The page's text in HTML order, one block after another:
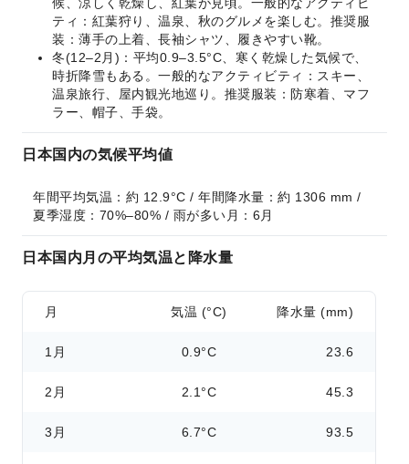
ティ：紅葉狩り、温泉、秋のグルメを楽しむ。推奨服
装：薄手の上着、長袖シャツ、履きやすい靴。
冬(12–2月)：平均0.9–3.5°C、寒く乾燥した気候で、
時折降雪もある。一般的なアクティビティ：スキー、
温泉旅行、屋内観光地巡り。推奨服装：防寒着、マフ
ラー、帽子、手袋。
日本国内の気候平均値
年間平均気温：約 12.9°C / 年間降水量：約 1306 mm /
夏季湿度：70%–80% / 雨が多い月：6月
日本国内月の平均気温と降水量
月 気温 (°C) 降水量 (mm)
1月 0.9°C 23.6
2月 2.1°C 45.3
3月 6.7°C 93.5